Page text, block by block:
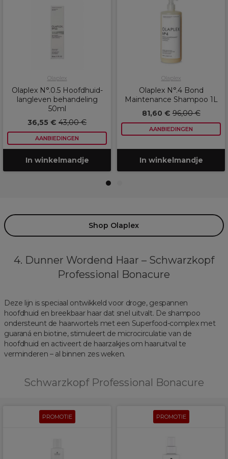
Olaplex
Olaplex N°.0.5 Hoofdhuid-
langleven behandeling
50ml
36,55 € 43,00 €
AANBIEDINGEN
In winkelmandje
Olaplex
Olaplex N°.4 Bond
Maintenance Shampoo 1L
81,60 €96,00 €
AANBIEDINGEN
In winkelmandje
1
Shop Olaplex
4. Dunner Wordend Haar – Schwarzkopf
Professional Bonacure
Deze lijn is speciaal ontwikkeld voor droge, gespannen
hoofdhuid en breekbaar haar dat snel uitvalt. De shampoo
ondersteunt de haarwortels met een Superfood-complex met
guaraná en biotine, stimuleert de microcirculatie van de
hoofdhuid en activeert de haarzakjes om haaruitval te
verminderen – al binnen zes weken.
Schwarzkopf Professional Bonacure
PROMOTIE PROMOTIE